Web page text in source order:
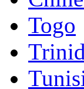
Togo